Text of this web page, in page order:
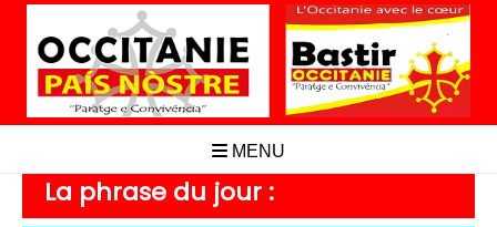
Aller
contenu
MENU
La phrase du jour :